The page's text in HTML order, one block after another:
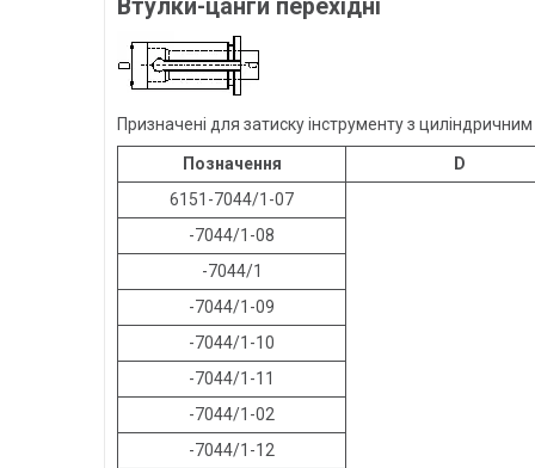
Втулки-цанги перехідні
Призначені для затиску інструменту з
Позначення
D
6151-7044/1-07
-7044/1-08
-7044/1
-7044/1-09
-7044/1-10
-7044/1-11
-7044/1-02
-7044/1-12